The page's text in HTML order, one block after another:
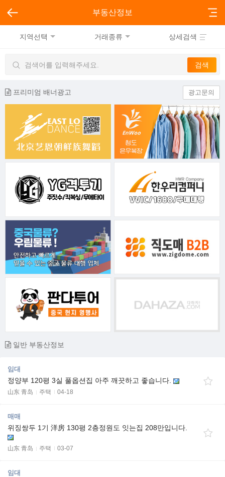
부동산정보
지역선택 거래종류 상세검색
프리미엄 배너광고 광고문의
일반 부동산정보
임대
정양부 120평 3실 풀옵션집 아주 깨끗하고 좋습니다.
山东 青岛 주택 04-18
매매
위징쌍두 1기 洋房 130평 2층정원도 잇는집 208만입니다.
山东 青岛 주택 03-07
임대